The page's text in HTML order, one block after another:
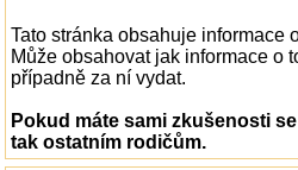
Tato stránka obsahuje informace
Může obsahovat jak informace o
případně za ní vydat.
Pokud máte sami zkušenosti
tak ostatním rodičům.